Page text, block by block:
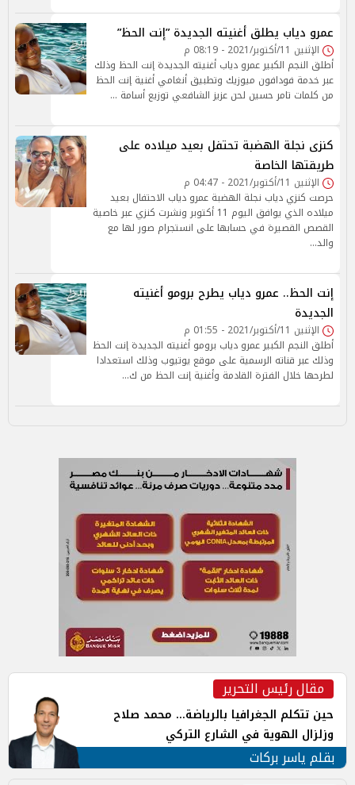
عمرو دياب يطلق أغنيته الجديدة ”إنت الحظ”
الإثنين 11/أكتوبر/2021 - 08:19 م
أطلق النجم الكبير عمرو دياب أغنيته الجديدة إنت الحظ وذلك
عبر خدمة فودافون ميوزيك وتطبيق أنغامي أغنية إنت الحظ
من كلمات تامر حسين لحن عزيز الشافعي توزيع أسامة …
كنزى نجلة الهضبة تحتفل بعيد ميلاده على
طريقتها الخاصة
الإثنين 11/أكتوبر/2021 - 04:47 م
حرصت كنزي دياب نجلة الهضبة عمرو دياب الاحتفال بعيد
ميلاده الذي يوافق اليوم 11 أكتوبر ونشرت كنزي عبر خاصية
القصص القصيرة في حسابها على انستجرام صور لها مع
والد…
إنت الحظ.. عمرو دياب يطرح برومو أغنيته
الجديدة
الإثنين 11/أكتوبر/2021 - 01:55 م
أطلق النجم الكبير عمرو دياب برومو أغنيته الجديدة إنت الحظ
وذلك عبر قناته الرسمية على موقع يوتيوب وذلك استعدادا
لطرحها خلال الفترة القادمة وأغنية إنت الحظ من ك…
مقال رئيس التحرير
حين تتكلم الجغرافيا بالرياضة... محمد صلاح
وزلزال الهوية في الشارع التركي
بقلم ياسر بركات